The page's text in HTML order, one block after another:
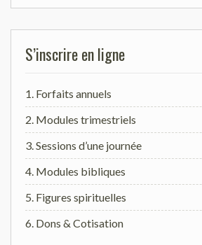
S’inscrire en ligne
1. Forfaits annuels
2. Modules trimestriels
3. Sessions d’une journée
4. Modules bibliques
5. Figures spirituelles
6. Dons & Cotisation